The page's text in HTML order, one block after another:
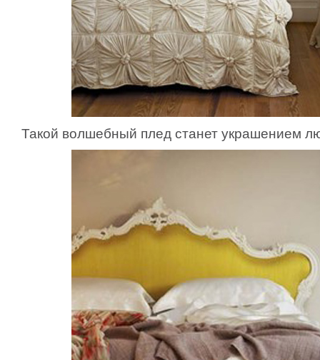
Такой волшебный плед станет украшением